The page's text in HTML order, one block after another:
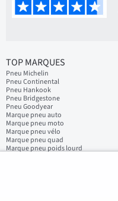
TOP MARQUES
Pneu Michelin
Pneu Continental
Pneu Hankook
Pneu Bridgestone
Pneu Goodyear
Marque pneu auto
Marque pneu moto
Marque pneu vélo
Marque pneu quad
Marque pneu poids lourd